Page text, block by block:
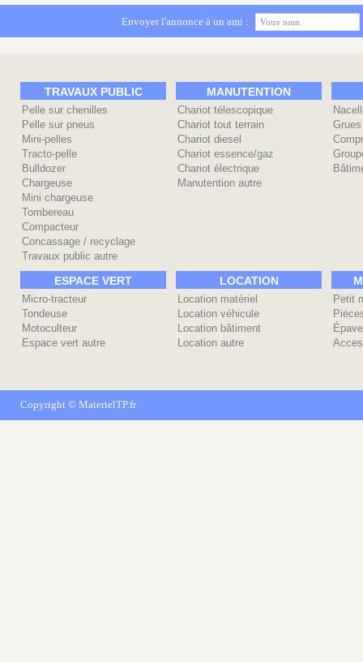
Envoyer l'annonce à un ami :
TRAVAUX PUBLIC
Pelle sur chenilles
Pelle sur pneus
Mini-pelles
Tracto-pelle
Bulldozer
Chargeuse
Mini chargeuse
Tombereau
Compacteur
Concassage / recyclage
Travaux public autre
MANUTENTION
Chariot télescopique
Chariot tout terrain
Chariot diesel
Chariot essence/gaz
Chariot électrique
Manutention autre
Grues
ESPACE VERT
Micro-tracteur
Tondeuse
Motoculteur
Espace vert autre
LOCATION
Location matériel
Location véhicule
Location bâtiment
Location autre
Petit
Épave
Copyright © MaterielTP.fr